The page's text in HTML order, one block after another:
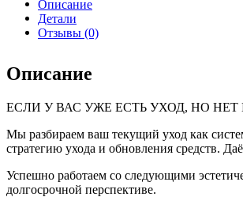
Описание
Детали
Отзывы (0)
Описание
ЕСЛИ У ВАС УЖЕ ЕСТЬ УХОД, НО
Мы разбираем ваш текущий уход как
стратегию ухода и обновления средств.
Успешно работаем со следующими
долгосрочной перспективе.